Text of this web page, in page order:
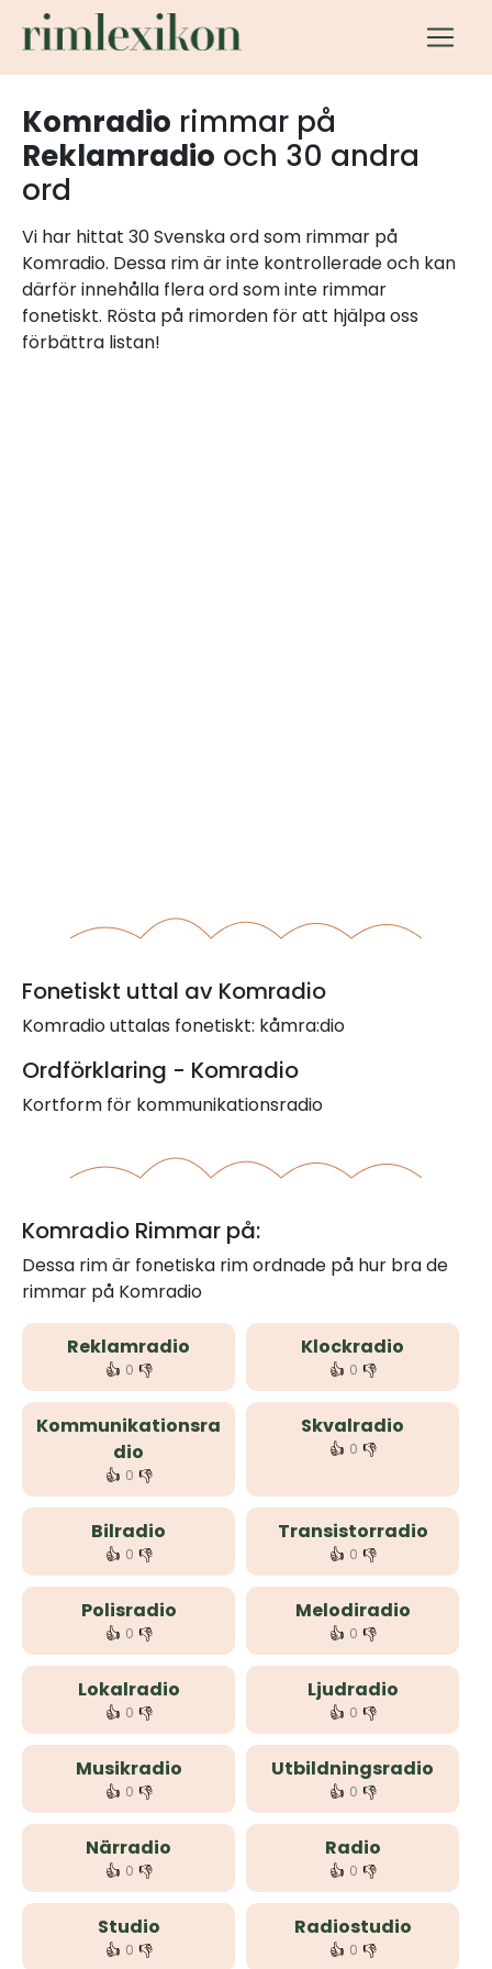
Komradio rimmar på
Reklamradio och 30 andra
ord
Vi har hittat 30 Svenska ord som rimmar på
Komradio. Dessa rim är inte kontrollerade och kan
därför innehålla flera ord som inte rimmar
fonetiskt. Rösta på rimorden för att hjälpa oss
förbättra listan!
Fonetiskt uttal av Komradio
Komradio uttalas fonetiskt: kåmra:dio
Ordförklaring - Komradio
Kortform för kommunikationsradio
Komradio Rimmar på:
Dessa rim är fonetiska rim ordnade på hur bra de
rimmar på Komradio
Reklamradio
👍 0 👎
Klockradio
👍 0 👎
Kommunikationsra
dio
👍 0 👎
Skvalradio
👍 0 👎
Bilradio
👍 0 👎
Transistorradio
👍 0 👎
Polisradio
👍 0 👎
Melodiradio
👍 0 👎
Lokalradio
👍 0 👎
Ljudradio
👍 0 👎
Musikradio
👍 0 👎
Utbildningsradio
👍 0 👎
Närradio
👍 0 👎
Radio
👍 0 👎
Studio
👍 0 👎
Radiostudio
👍 0 👎